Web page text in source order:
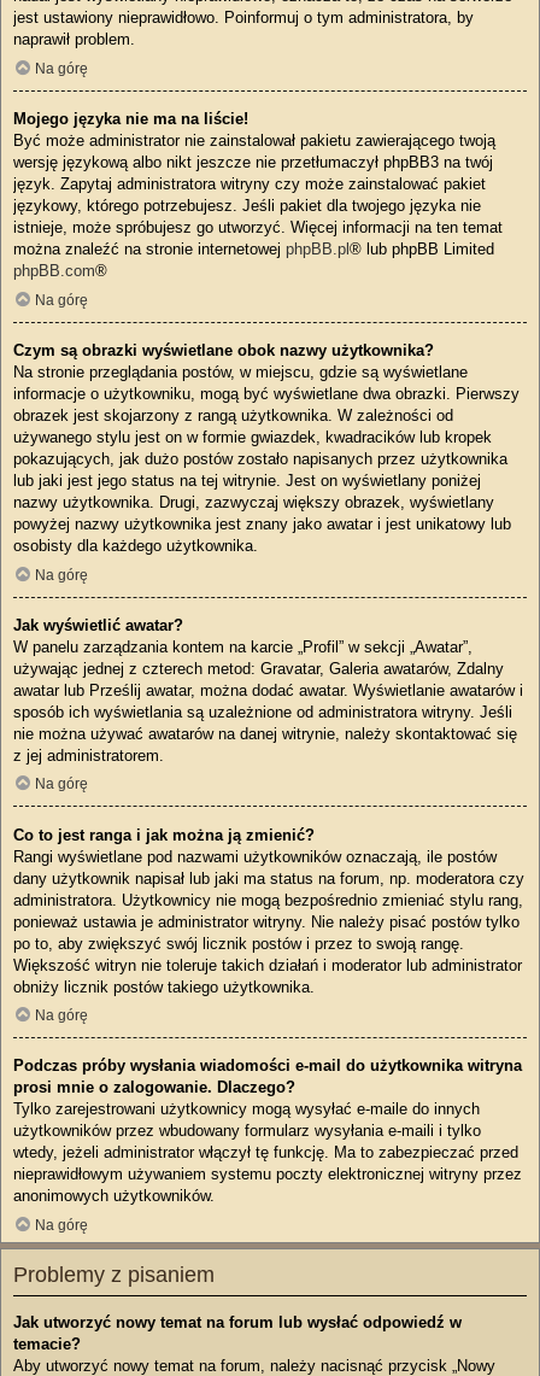
jest ustawiony nieprawidłowo. Poinformuj o tym administratora, by
naprawił problem.
Na górę
Mojego języka nie ma na liście!
Być może administrator nie zainstalował pakietu zawierającego twoją
wersję językową albo nikt jeszcze nie przetłumaczył phpBB3 na twój
język. Zapytaj administratora witryny czy może zainstalować pakiet
językowy, którego potrzebujesz. Jeśli pakiet dla twojego języka nie
istnieje, może spróbujesz go utworzyć. Więcej informacji na ten temat
można znaleźć na stronie internetowej phpBB.pl ® lub phpBB Limited
phpBB.com®
Na górę
Czym są obrazki wyświetlane obok nazwy użytkownika?
Na stronie przeglądania postów, w miejscu, gdzie są wyświetlane
informacje o użytkowniku, mogą być wyświetlane dwa obrazki. Pierwszy
obrazek jest skojarzony z rangą użytkownika. W zależności od
używanego stylu jest on w formie gwiazdek, kwadracików lub kropek
pokazujących, jak dużo postów zostało napisanych przez użytkownika
lub jaki jest jego status na tej witrynie. Jest on wyświetlany poniżej
nazwy użytkownika. Drugi, zazwyczaj większy obrazek, wyświetlany
powyżej nazwy użytkownika jest znany jako awatar i jest unikatowy lub
osobisty dla każdego użytkownika.
Na górę
Jak wyświetlić awatar?
W panelu zarządzania kontem na karcie „Profil” w sekcji „Awatar”,
używając jednej z czterech metod: Gravatar, Galeria awatarów, Zdalny
awatar lub Prześlij awatar, można dodać awatar. Wyświetlanie awatarów i
sposób ich wyświetlania są uzależnione od administratora witryny. Jeśli
nie można używać awatarów na danej witrynie, należy skontaktować się
z jej administratorem.
Na górę
Co to jest ranga i jak można ją zmienić?
Rangi wyświetlane pod nazwami użytkowników oznaczają, ile postów
dany użytkownik napisał lub jaki ma status na forum, np. moderatora czy
administratora. Użytkownicy nie mogą bezpośrednio zmieniać stylu rang,
ponieważ ustawia je administrator witryny. Nie należy pisać postów tylko
po to, aby zwiększyć swój licznik postów i przez to swoją rangę.
Większość witryn nie toleruje takich działań i moderator lub administrator
obniży licznik postów takiego użytkownika.
Na górę
Podczas próby wysłania wiadomości e-mail do użytkownika witryna
prosi mnie o zalogowanie. Dlaczego?
Tylko zarejestrowani użytkownicy mogą wysyłać e-maile do innych
użytkowników przez wbudowany formularz wysyłania e-maili i tylko
wtedy, jeżeli administrator włączył tę funkcję. Ma to zabezpieczać przed
nieprawidłowym używaniem systemu poczty elektronicznej witryny przez
anonimowych użytkowników.
Na górę
Problemy z pisaniem
Jak utworzyć nowy temat na forum lub wysłać odpowiedź w
temacie?
Aby utworzyć nowy temat na forum, należy nacisnąć przycisk „Nowy